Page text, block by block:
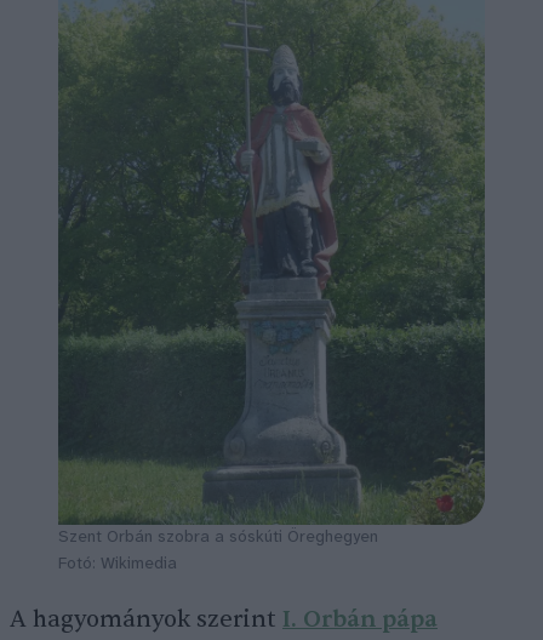
Szent Orbán szobra a sóskúti Öreghegyen
Fotó: Wikimedia
A hagyományok szerint I. Orbán pápa